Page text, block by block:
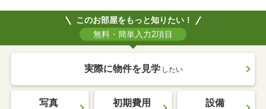
このお部屋をもっと知りたい！
無料・簡単入力2項目
実際に物件を見学 したい
写真 初期費用 設備